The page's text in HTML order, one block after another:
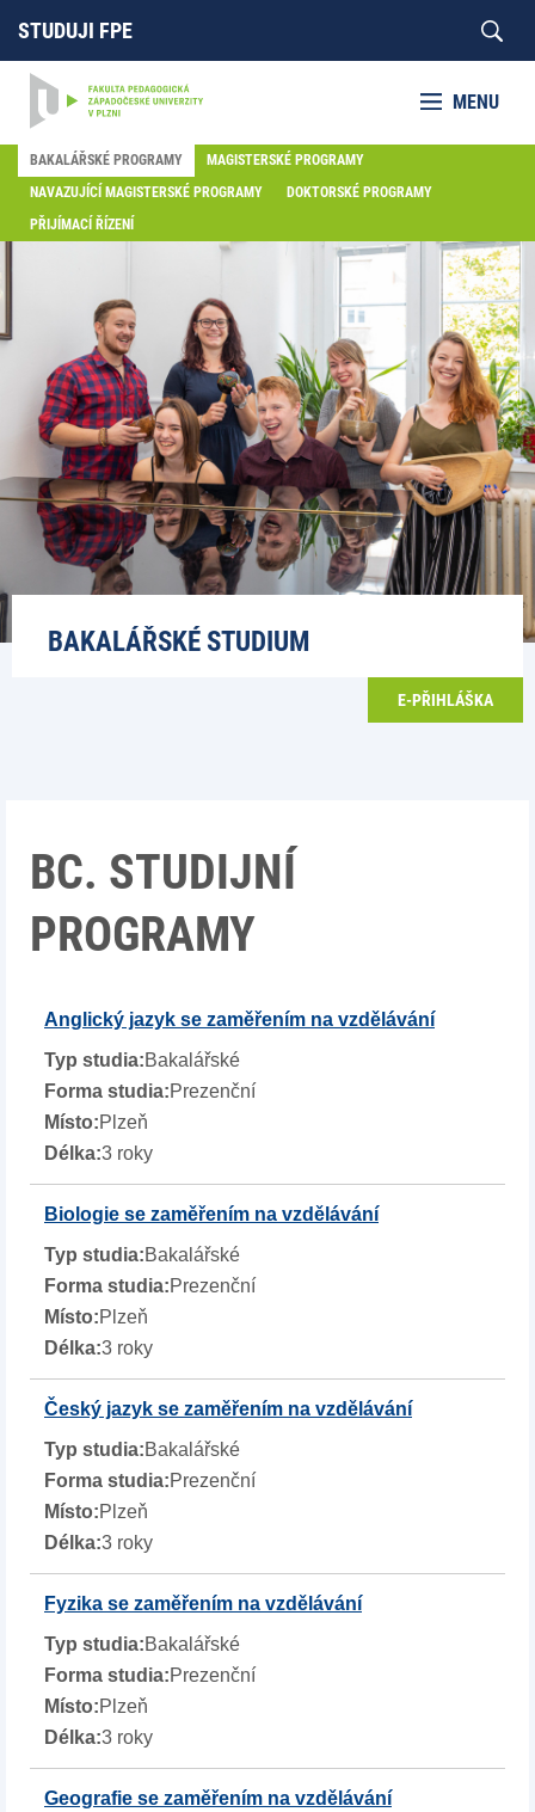
STUDUJI FPE
MENU
BAKALÁŘSKÉ PROGRAMY
MAGISTERSKÉ PROGRAMY
NAVAZUJÍCÍ MAGISTERSKÉ PROGRAMY
DOKTORSKÉ PROGRAMY
PŘIJÍMACÍ ŘÍZENÍ
BAKALÁŘSKÉ STUDIUM
E-PŘIHLÁŠKA
BC. STUDIJNÍ
PROGRAMY
Anglický jazyk se zaměřením na vzdělávání
Bakalářské
Prezenční
Plzeň
3 roky
Biologie se zaměřením na vzdělávání
Bakalářské
Prezenční
Plzeň
3 roky
Český jazyk se zaměřením na vzdělávání
Bakalářské
Prezenční
Plzeň
3 roky
Fyzika se zaměřením na vzdělávání
Bakalářské
Prezenční
Plzeň
3 roky
Geografie se zaměřením na vzdělávání